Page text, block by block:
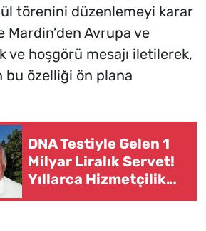
törenini düzenlemeyi karar
Mardin’den Avrupa ve
ve hoşgörü mesajı iletilerek,
özelliği ön plana
DNA Testiyle Gelen 1
Milyar Liralık Servet!
Yıllarca Hizmetçilik
Yaptığı Patronu